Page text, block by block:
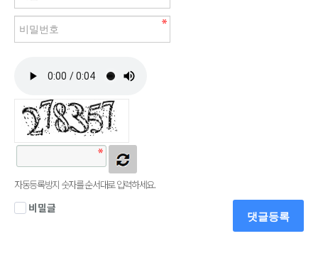
자동등록방지 숫자를 순서대로 입력하세요.
비밀글
댓글등록